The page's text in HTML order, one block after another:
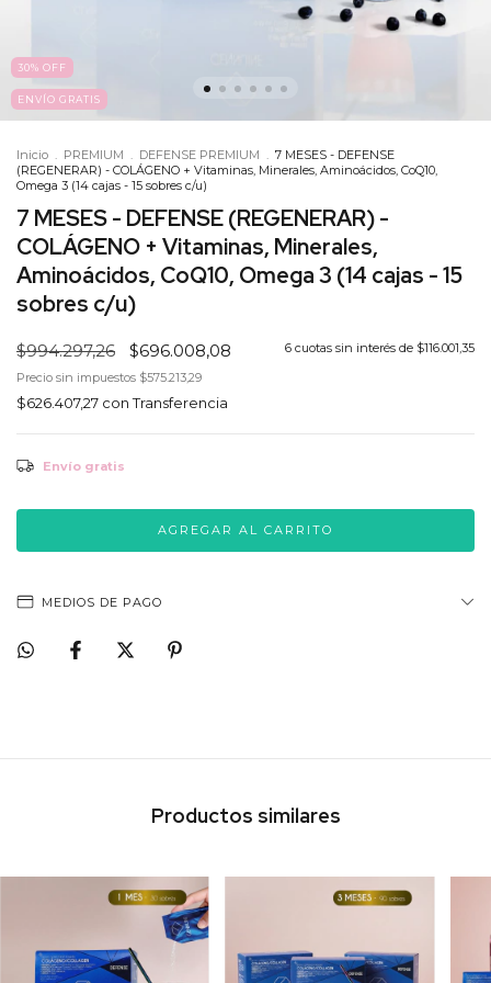
30% OFF
ENVÍO GRATIS
Inicio . PREMIUM . DEFENSE PREMIUM . 7 MESES - DEFENSE
(REGENERAR) - COLÁGENO + Vitaminas, Minerales, Aminoácidos, CoQ10,
Omega 3 (14 cajas - 15 sobres c/u)
7 MESES - DEFENSE (REGENERAR) -
COLÁGENO + Vitaminas, Minerales,
Aminoácidos, CoQ10, Omega 3 (14 cajas - 15
sobres c/u)
$994.297,26 $696.008,08 6 cuotas sin interés de $116.001,35
Precio sin impuestos $575.213,29
$626.407,27 con Transferencia
Envío gratis
MEDIOS DE PAGO
Productos similares